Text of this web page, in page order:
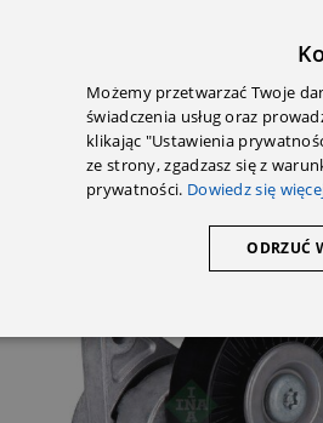
Możemy przetwarzać Twoje
świadczenia usług oraz
klikając "Ustawienia
ze strony, zgadzasz się z
prywatności. Dowiedz się
ODRZUĆ